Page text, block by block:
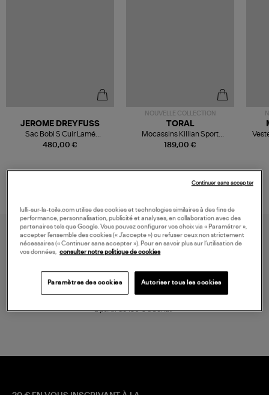
480,00 €
JEROME DREYFUSS
Sac Bobi S Cuir Lamé
Champagne
NOUVELLE COLLECTION
189,00 €
TORAL
Mocassins Killian Sport
Mousse
à partir de 150 € d'achat*
lulli-sur-la-toile.com utilise des cookies et technologies similaires à des fins de
performance, personnalisation, publicité et analyses, en collaboration avec des
partenaires tels que Google. Vous pouvez configurer vos choix via « Paramétrer »,
accepter l’ensemble des cookies (« J’accepte ») ou refuser ceux non strictement
nécessaires (« Continuer sans accepter »). Pour en savoir plus sur l’utilisation de
vos données,
consulter notre politique de cookies
Paramètres des cookies Autoriser tous les cookies
Continuer sans accepter